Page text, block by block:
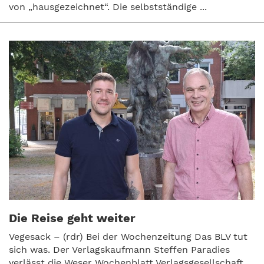
von „hausgezeichnet“. Die selbstständige ...
Die Reise geht weiter
Vegesack – (rdr) Bei der Wochenzeitung Das BLV tut
sich was. Der Verlagskaufmann Steffen Paradies